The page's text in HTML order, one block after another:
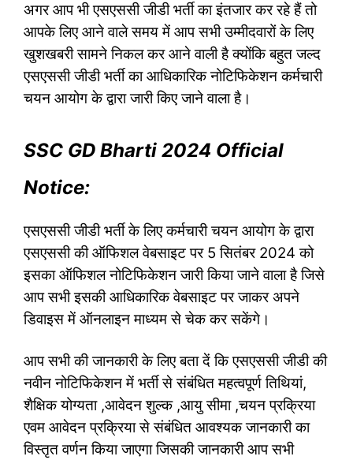
अगर आप भी एसएससी जीडी भर्ती का इंतजार कर रहे हैं तो
आपके लिए आने वाले समय में आप सभी उम्मीदवारों के लिए
खुशखबरी सामने निकल कर आने वाली है क्योंकि बहुत जल्द
एसएससी जीडी भर्ती का आधिकारिक नोटिफिकेशन कर्मचारी
चयन आयोग के द्वारा जारी किए जाने वाला है।
SSC GD Bharti 2024 Official
Notice:
एसएससी जीडी भर्ती के लिए कर्मचारी चयन आयोग के द्वारा
एसएससी की ऑफिशल वेबसाइट पर 5 सितंबर 2024 को
इसका ऑफिशल नोटिफिकेशन जारी किया जाने वाला है जिसे
आप सभी इसकी आधिकारिक वेबसाइट पर जाकर अपने
डिवाइस में ऑनलाइन माध्यम से चेक कर सकेंगे।
आप सभी की जानकारी के लिए बता दें कि एसएससी जीडी की
नवीन नोटिफिकेशन में भर्ती से संबंधित महत्वपूर्ण तिथियां,
शैक्षिक योग्यता ,आवेदन शुल्क ,आयु सीमा ,चयन प्रक्रिया
एवम आवेदन प्रक्रिया से संबंधित आवश्यक जानकारी का
विस्तृत वर्णन किया जाएगा जिसकी जानकारी आप सभी